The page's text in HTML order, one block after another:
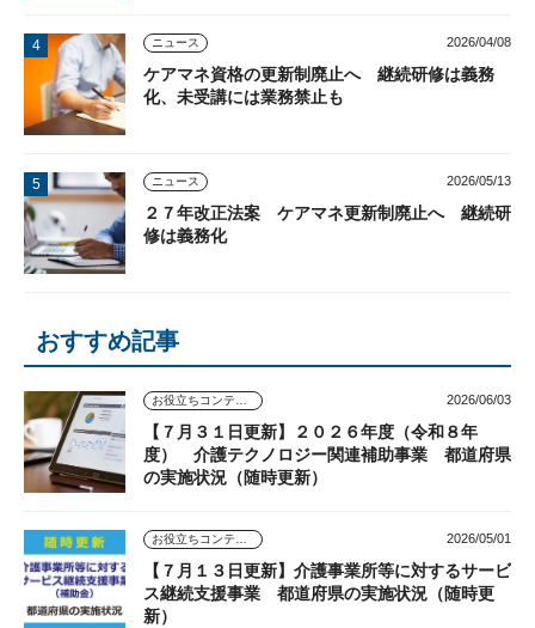
ニュース 2026/04/08
ケアマネ資格の更新制廃止へ 継続研修は義務
化、未受講には業務禁止も
ニュース 2026/05/13
２７年改正法案 ケアマネ更新制廃止へ 継続研
修は義務化
おすすめ記事
お役立ちコンテンツ 2026/06/03
【７月３１日更新】２０２６年度（令和８年
度） 介護テクノロジー関連補助事業 都道府県
の実施状況（随時更新）
お役立ちコンテンツ 2026/05/01
【７月１３日更新】介護事業所等に対するサービ
ス継続支援事業 都道府県の実施状況（随時更
新）